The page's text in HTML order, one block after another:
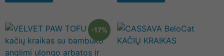
-17%